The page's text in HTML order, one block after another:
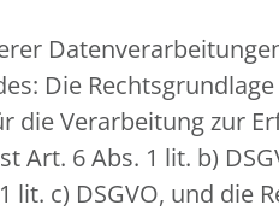
Die
die Verarbeitung zur
6 Abs. 1 lit. b)
c) DSGVO, und die